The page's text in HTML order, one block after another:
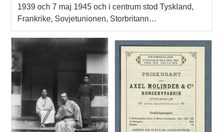
1939 och 7 maj 1945 och i centrum stod Tyskland,
Frankrike, Sovjetunionen, Storbritann…